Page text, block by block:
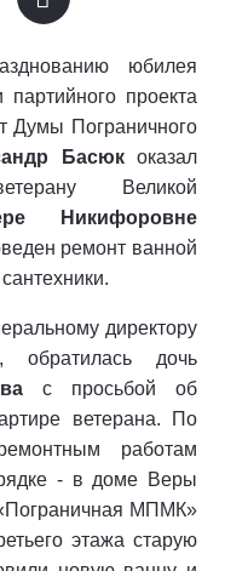
юбилея
проекта
Думы Пограничного
Басюкоказал
Великой
Никифоровне
ремонт ванной
директору
дочь
с просьбой об
ветерана. По
работам
- в доме Веры
МПМК»
этажа старую